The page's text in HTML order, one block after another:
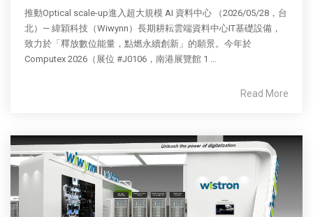
推動Optical scale-up進入超大規模 AI 資料中心 （2026/05/28，台
北）— 緯穎科技（Wiwynn）長期耕耘雲端資料中心IT基礎設備，
致力於「釋放數位能量，點燃永續創新」的願景。今年於
Computex 2026（展位 #J0106，南港展覽館 1 ...
Read More